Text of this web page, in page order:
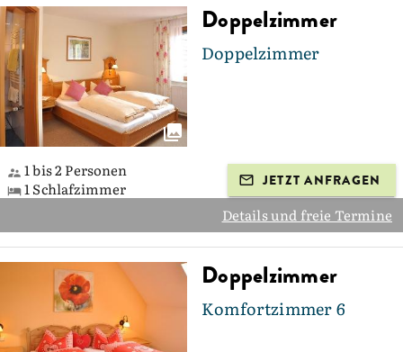
Doppelzimmer
Doppelzimmer
1 bis 2 Personen
1 Schlafzimmer
JETZT ANFRAGEN
Details und freie Termine
Doppelzimmer
Komfortzimmer 6